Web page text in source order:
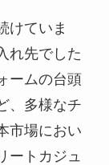
けていま
れ先でした
ームの台頭
、多様なチ
市場におい
ートカジュ